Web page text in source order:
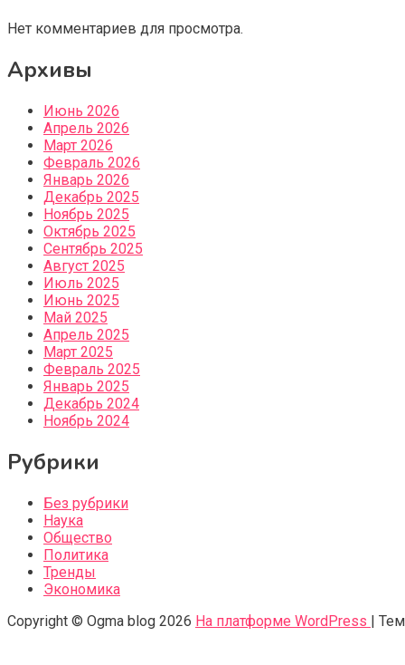
Нет комментариев для просмотра.
Архивы
Июнь 2026
Апрель 2026
Март 2026
Февраль 2026
Январь 2026
Декабрь 2025
Ноябрь 2025
Октябрь 2025
Сентябрь 2025
Август 2025
Июль 2025
Июнь 2025
Май 2025
Апрель 2025
Март 2025
Февраль 2025
Январь 2025
Декабрь 2024
Ноябрь 2024
Рубрики
Без рубрики
Наука
Общество
Политика
Тренды
Экономика
Copyright © Ogma blog 2026 На платформе WordPress |